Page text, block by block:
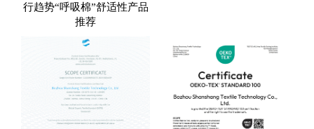
行趋势“呼吸棉”舒适性产品
推荐